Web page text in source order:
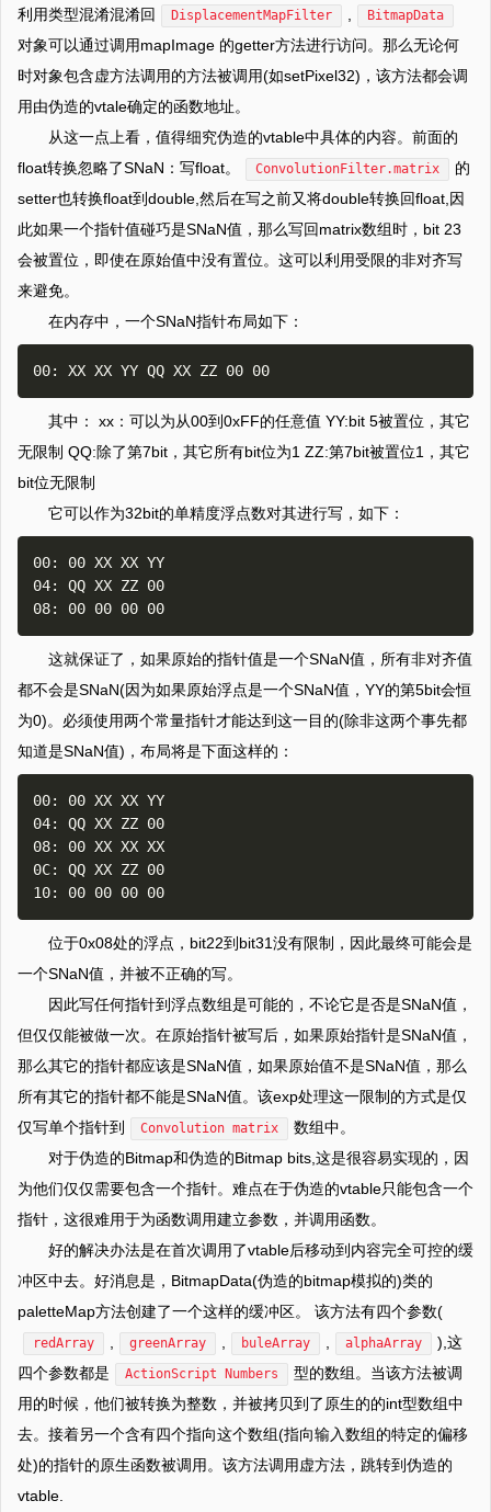
利用类型混淆混淆回
DisplacementMapFilter , BitmapData
对象可以通过调用mapImage 的getter方法进行访问。那么无论何
时对象包含虚方法调用的方法被调用(如setPixel32)，该方法都会调
用由伪造的vtale确定的函数地址。
从这一点上看，值得细究伪造的vtable中具体的内容。前面的
float转换忽略了SNaN：写float。
ConvolutionFilter.matrix
的
setter也转换float到double,然后在写之前又将double转换回float,因
此如果一个指针值碰巧是SNaN值，那么写回matrix数组时，bit 23
会被置位，即使在原始值中没有置位。这可以利用受限的非对齐写
来避免。
在内存中，一个SNaN指针布局如下：
其中： xx：可以为从00到0xFF的任意值 YY:bit 5被置位，其它
无限制 QQ:除了第7bit，其它所有bit位为1 ZZ:第7bit被置位1，其它
bit位无限制
它可以作为32bit的单精度浮点数对其进行写，如下：
00: 00 XX XX YY
04: QQ XX ZZ 00
这就保证了，如果原始的指针值是一个SNaN值，所有非对齐值
都不会是SNaN(因为如果原始浮点是一个SNaN值，YY的第5bit会恒
为0)。必须使用两个常量指针才能达到这一目的(除非这两个事先都
知道是SNaN值)，布局将是下面这样的：
00: 00 XX XX YY
04: QQ XX ZZ 00
08: 00 XX XX XX
0C: QQ XX ZZ 00
位于0x08处的浮点，bit22到bit31没有限制，因此最终可能会是
一个SNaN值，并被不正确的写。
因此写任何指针到浮点数组是可能的，不论它是否是SNaN值，
但仅仅能被做一次。在原始指针被写后，如果原始指针是SNaN值，
那么其它的指针都应该是SNaN值，如果原始值不是SNaN值，那么
所有其它的指针都不能是SNaN值。该exp处理这一限制的方式是仅
仅写单个指针到
Convolution matrix
数组中。
对于伪造的Bitmap和伪造的Bitmap bits,这是很容易实现的，因
为他们仅仅需要包含一个指针。难点在于伪造的vtable只能包含一个
指针，这很难用于为函数调用建立参数，并调用函数。
好的解决办法是在首次调用了vtable后移动到内容完全可控的缓
冲区中去。好消息是，BitmapData(伪造的bitmap模拟的)类的
paletteMap方法创建了一个这样的缓冲区。 该方法有四个参数(
redArray , greenArray , buleArray , alphaArray
),这
四个参数都是
ActionScript Numbers
型的数组。当该方法被调
用的时候，他们被转换为整数，并被拷贝到了原生的的int型数组中
去。接着另一个含有四个指向这个数组(指向输入数组的特定的偏移
处)的指针的原生函数被调用。该方法调用虚方法，跳转到伪造的
vtable.